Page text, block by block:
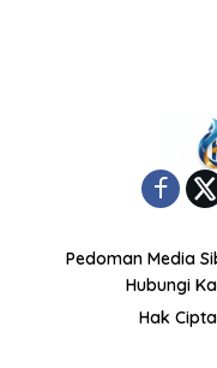
Pedoman Media
Hubungi
Hak